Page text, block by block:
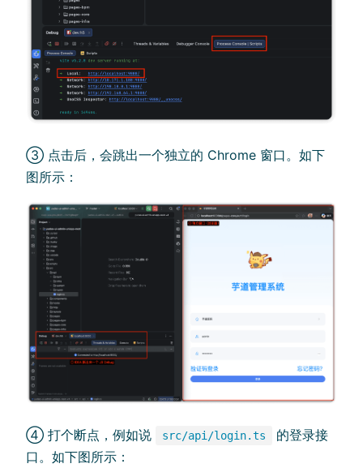
③ 点击后，会跳出一个独立的 Chrome 窗口。如下
图所示：
④ 打个断点，例如说 src/api/login.ts
的登录接
口。如下图所示：